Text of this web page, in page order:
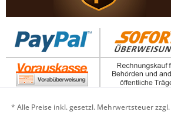
* Alle Preise inkl. gesetzl. Mehrwertsteuer zzgl.